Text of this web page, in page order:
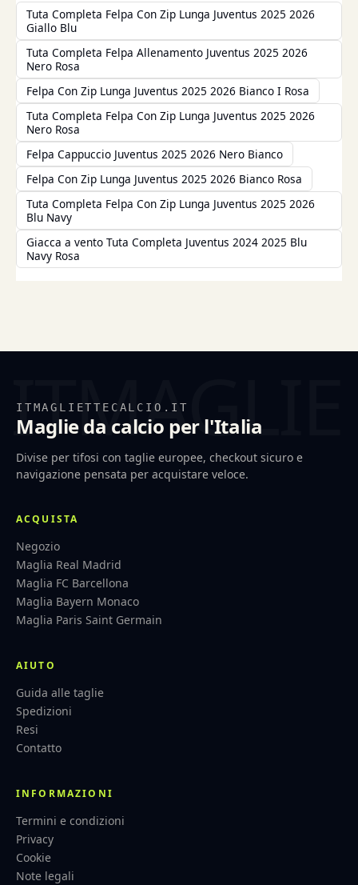
Tuta Completa Felpa Con Zip Lunga Juventus 2025 2026
Giallo Blu
Tuta Completa Felpa Allenamento Juventus 2025 2026
Nero Rosa
Felpa Con Zip Lunga Juventus 2025 2026 Bianco I Rosa
Tuta Completa Felpa Con Zip Lunga Juventus 2025 2026
Nero Rosa
Felpa Cappuccio Juventus 2025 2026 Nero Bianco
Felpa Con Zip Lunga Juventus 2025 2026 Bianco Rosa
Tuta Completa Felpa Con Zip Lunga Juventus 2025 2026
Blu Navy
Giacca a vento Tuta Completa Juventus 2024 2025 Blu
Navy Rosa
ITMAGLIETTECALCIO.IT
Maglie da calcio per l'Italia
Divise per tifosi con taglie europee, checkout sicuro e
navigazione pensata per acquistare veloce.
ACQUISTA
Negozio
Maglia Real Madrid
Maglia FC Barcellona
Maglia Bayern Monaco
Maglia Paris Saint Germain
AIUTO
Guida alle taglie
Spedizioni
Resi
Contatto
INFORMAZIONI
Termini e condizioni
Privacy
Cookie
Note legali